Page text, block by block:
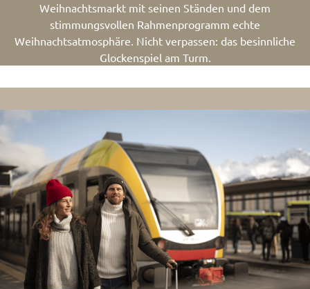
Weihnachtsmarkt mit seinen Ständen und dem
stimmungsvollen Rahmenprogramm echte
Weihnachtsatmosphäre. Nicht verpassen: das besinnliche
Glockenspiel am Turm.